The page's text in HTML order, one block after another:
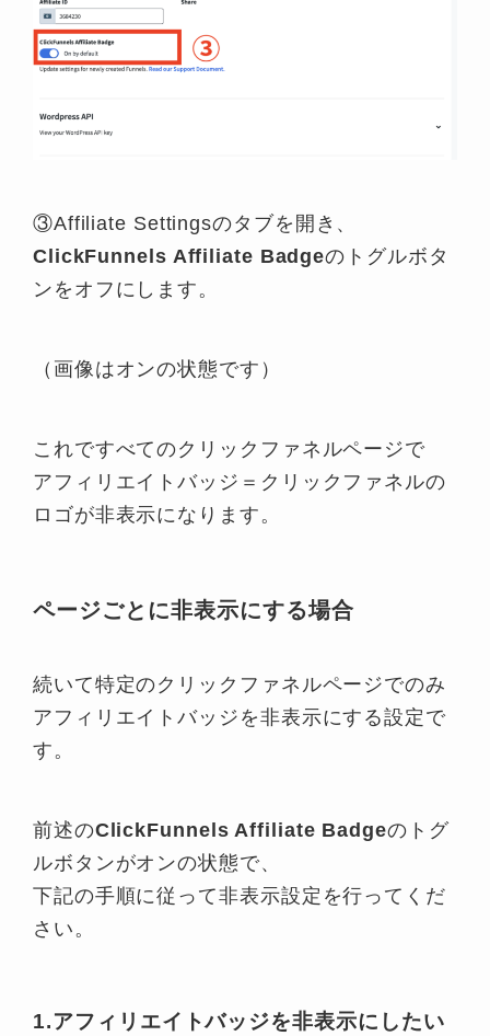
③Affiliate Settingsのタブを開き、
ClickFunnels Affiliate Badgeのトグルボタ
ンをオフにします。
（画像はオンの状態です）
これですべてのクリックファネルページで
アフィリエイトバッジ＝クリックファネルの
ロゴが非表示になります。
ページごとに非表示にする場合
続いて特定のクリックファネルページでのみ
アフィリエイトバッジを非表示にする設定で
す。
前述のClickFunnels Affiliate Badgeのトグ
ルボタンがオンの状態で、
下記の手順に従って非表示設定を行ってくだ
さい。
1.アフィリエイトバッジを非表示にしたい